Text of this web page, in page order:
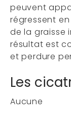
peuvent
régressent
de la graisse
résultat est
et perdure
Les
Aucune